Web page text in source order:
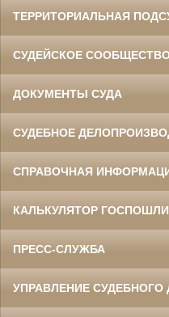
ТЕРРИТОРИАЛЬНАЯ
СУДЕЙСКОЕ
ДОКУМЕНТЫ СУДА
СУДЕБНОЕ
СПРАВОЧНАЯ
КАЛЬКУЛЯТОР
ПРЕСС-СЛУЖБА
УПРАВЛЕНИЕ СУДЕБНОГО